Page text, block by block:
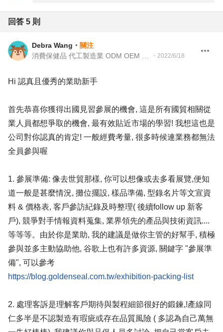
回答 5 則
Debra Wang ・ 關注
・ 2022/6/18
Hi 認真且優秀的業助新手
首先恭喜你獲得出國見習參展的機會, 這是所有國貿相關從
業人員都想爭取的機會, 最有效貼近市場的學習! 我想這也是
公司對你認真的肯定! 一般經費考量, 很多時候連業務都無法
全員參與喔
1. 參展準備: 像去世貿那樣, 你可以想像或去多看展覽,便知
道一般是甚麼情況, 攤位擺設, 樣品準備, 型錄名片等文宣資
料 & 價格表, 客戶參訪紀錄及時整理( 後續follow up 新客
戶), 競爭對手情報資料蒐集, 業界領先的產品與技術資訊....
等等等。由於你是業助, 我的建議是做你主管的好幫手, 積極
參與並多主動協助他, 谷歌上也有許多資源, 關鍵字 "參展準
備", 可以參考
https://blog.goldenseal.com.tw/exhibition-packing-list
2. 處理客訴是理解客戶期待與製程細節很好的鍛鍊,!產線同
仁多半是不認製造有瑕疵或存在品質風險 ( 多認為自己萬無